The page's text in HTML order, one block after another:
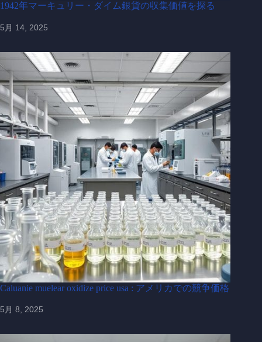
1942年マーキュリー・ダイム銀貨の収集価値を探る
5月 14, 2025
Caluanie muelear oxidize price usa : アメリカでの競争価格
5月 8, 2025